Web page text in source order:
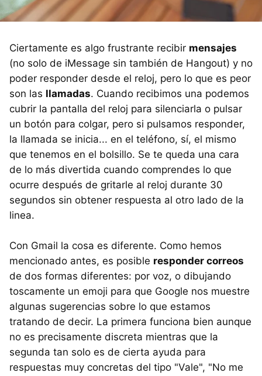
Ciertamente es algo frustrante recibir mensajes
(no solo de iMessage sin también de Hangout) y no
poder responder desde el reloj, pero lo que es peor
son las llamadas. Cuando recibimos una podemos
cubrir la pantalla del reloj para silenciarla o pulsar
un botón para colgar, pero si pulsamos responder,
la llamada se inicia... en el teléfono, sí, el mismo
que tenemos en el bolsillo. Se te queda una cara
de lo más divertida cuando comprendes lo que
ocurre después de gritarle al reloj durante 30
segundos sin obtener respuesta al otro lado de la
linea.
Con Gmail la cosa es diferente. Como hemos
mencionado antes, es posible responder correos
de dos formas diferentes: por voz, o dibujando
toscamente un emoji para que Google nos muestre
algunas sugerencias sobre lo que estamos
tratando de decir. La primera funciona bien aunque
no es precisamente discreta mientras que la
segunda tan solo es de cierta ayuda para
respuestas muy concretas del tipo "Vale", "No me